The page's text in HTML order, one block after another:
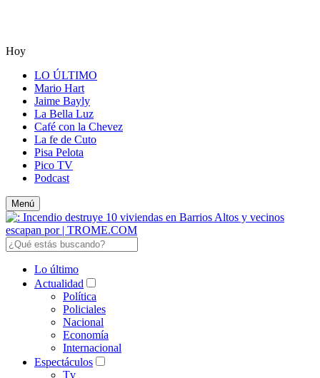
Hoy
LO ÚLTIMO
Mario Hart
Jaime Bayly
La Bella Luz
Café con la Chevez
La fe de Cuto
Pisa Pelota
Pico TV
Podcast
Menú
Lo último
Actualidad
Política
Policiales
Nacional
Economía
Internacional
Espectáculos
Tv